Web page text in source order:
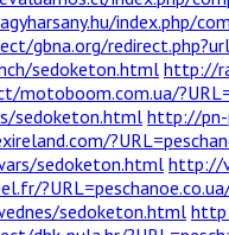
index.php/
gbna.org/
sedoketon.htmlhttp://
motoboom.com.ua/
sedoketon.htmlhttp://pn-
sedoketon.html http://
sedoketon.html